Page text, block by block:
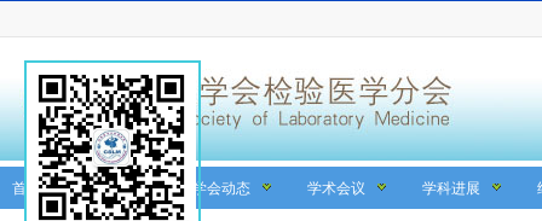
首页 关于学会 学会动态 学术会议 学科进展